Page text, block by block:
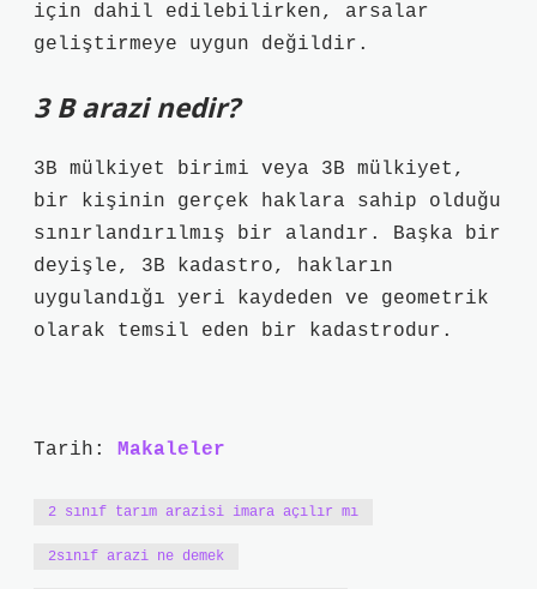
için dahil edilebilirken, arsalar
geliştirmeye uygun değildir.
3 B arazi nedir?
3B mülkiyet birimi veya 3B mülkiyet,
bir kişinin gerçek haklara sahip olduğu
sınırlandırılmış bir alandır. Başka bir
deyişle, 3B kadastro, hakların
uygulandığı yeri kaydeden ve geometrik
olarak temsil eden bir kadastrodur.
Tarih: Makaleler
2 sınıf tarım arazisi imara açılır mı
2sınıf arazi ne demek